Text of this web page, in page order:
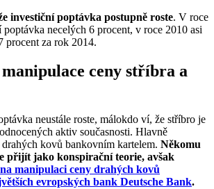
investiční poptávka postupně roste. V roce
necelých 6 procent, v roce 2010 asi
procent za rok 2014.
ceny stříbra a
neustále roste, málokdo ví, že stříbro je
aktiv současnosti. Hlavně
kovů bankovním kartelem. Někomu
přijít jako konspirační teorie, avšak
manipulaci ceny drahých kovů
evropských bank Deutsche Bank.